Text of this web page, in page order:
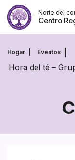
Saltar
contenido
Norte del
Centro
Hogar Eventos
Hora del té –